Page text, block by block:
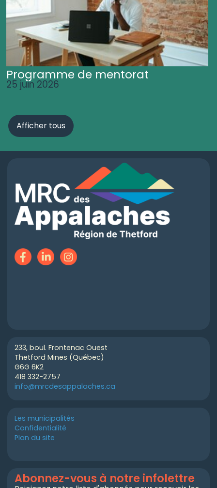
Programme de mentorat
25 juin 2026
Afficher tous
233, boul. Frontenac Ouest
Thetford Mines (Québec)
G6G 6K2
418 332-2757
info@mrcdesappalaches.ca
Les municipalités
Confidentialité
Plan du site
Abonnez-vous à notre infolettre